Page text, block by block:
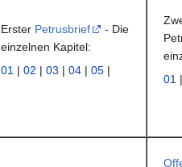
Erster Petrusbrief
- Die
einzelnen Kapitel:
01 | 02 | 03 | 04 | 05 |
01